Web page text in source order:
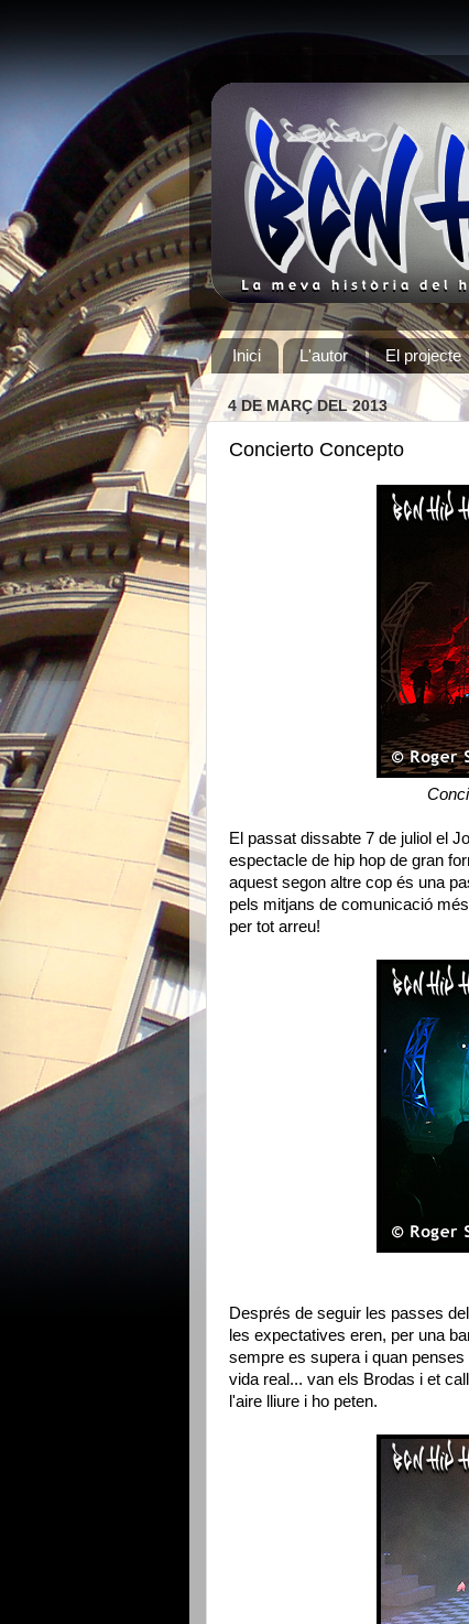
Inici L'autor El projecte
4 DE MARÇ DEL 2013
Concierto Concepto
El passat dissabte 7 de juliol el
espectacle de hip hop de gran
aquest segon altre cop és una
pels mitjans de comunicació
per tot arreu!
Després de seguir les passes
les expectatives eren, per una
sempre es supera i quan penses
vida real... van els Brodas i et
l'aire lliure i ho peten.